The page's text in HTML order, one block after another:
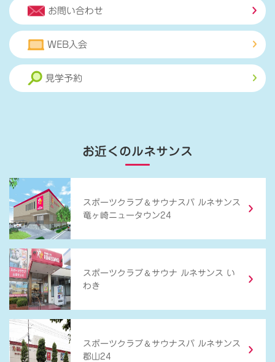
お問い合わせ
WEB入会
見学予約
お近くのルネサンス
スポーツクラブ ＆ サウナスパ ルネサンス
竜ヶ崎ニュータウン24
スポーツクラブ ＆ サウナ ルネサンス い
わき
スポーツクラブ ＆ サウナスパ ルネサンス
郡山24